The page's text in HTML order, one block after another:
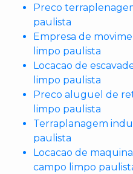
Preco
paulista
Empresa de
limpo paulista
Locacao de
limpo paulista
Preco aluguel de
limpo paulista
Terraplanagem
paulista
Locacao de
campo limpo